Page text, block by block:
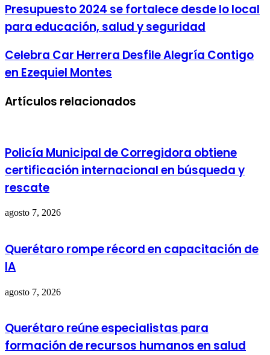
Presupuesto 2024 se fortalece desde lo local
para educación, salud y seguridad
Celebra Car Herrera Desfile Alegría Contigo
en Ezequiel Montes
Artículos relacionados
Policía Municipal de Corregidora obtiene
certificación internacional en búsqueda y
rescate
agosto 7, 2026
Querétaro rompe récord en capacitación de
IA
agosto 7, 2026
Querétaro reúne especialistas para
formación de recursos humanos en salud